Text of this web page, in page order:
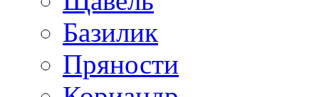
Базилик
Пряности